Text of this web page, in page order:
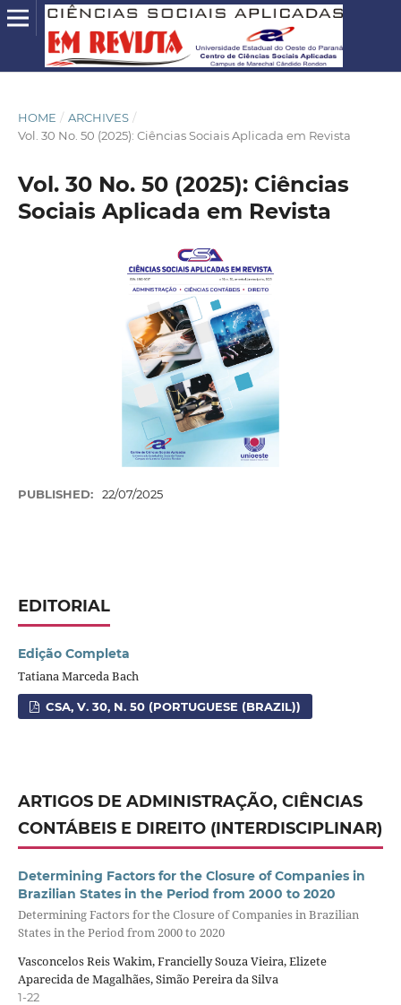
HOME / ARCHIVES /
Vol. 30 No. 50 (2025): Ciências Sociais Aplicada em Revista
Vol. 30 No. 50 (2025): Ciências
Sociais Aplicada em Revista
PUBLISHED: 22/07/2025
EDITORIAL
Edição Completa
Tatiana Marceda Bach
CSA, V. 30, N. 50 (PORTUGUESE (BRAZIL))
ARTIGOS DE ADMINISTRAÇÃO, CIÊNCIAS
CONTÁBEIS E DIREITO (INTERDISCIPLINAR)
Determining Factors for the Closure of Companies in
Brazilian States in the Period from 2000 to 2020
Determining Factors for the Closure of Companies in Brazilian
States in the Period from 2000 to 2020
Vasconcelos Reis Wakim, Francielly Souza Vieira, Elizete
Aparecida de Magalhães, Simão Pereira da Silva
1-22